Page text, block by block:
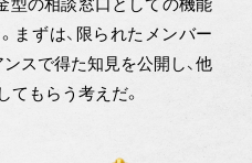
まずは、限られたメンバー
スで得た知見を公開し、他
もらう考えだ。